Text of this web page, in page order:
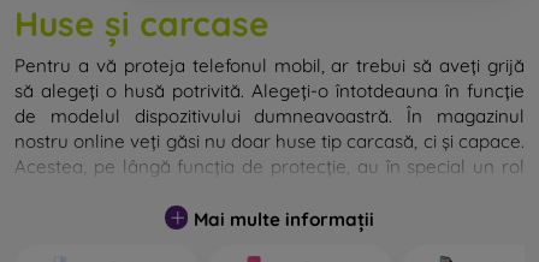
Huse și carcase
Pentru a vă proteja telefonul mobil, ar trebui să aveți grijă
să alegeți o husă potrivită. Alegeți-o întotdeauna în funcție
de modelul dispozitivului dumneavoastră. În magazinul
nostru online veți găsi nu doar huse tip carcasă, ci și capace.
Acestea, pe lângă funcția de protecție, au în special un rol
Capacul pentru telefon poate fi numit și capac posterior.
Mai multe informații